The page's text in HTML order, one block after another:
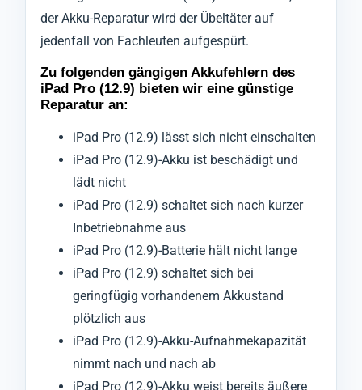
der Akku-Reparatur wird der Übeltäter auf
jedenfall von Fachleuten aufgespürt.
Zu folgenden gängigen Akkufehlern des
iPad Pro (12.9) bieten wir eine günstige
Reparatur an:
iPad Pro (12.9) lässt sich nicht einschalten
iPad Pro (12.9)-Akku ist beschädigt und
lädt nicht
iPad Pro (12.9) schaltet sich nach kurzer
Inbetriebnahme aus
iPad Pro (12.9)-Batterie hält nicht lange
iPad Pro (12.9) schaltet sich bei
geringfügig vorhandenem Akkustand
plötzlich aus
iPad Pro (12.9)-Akku-Aufnahmekapazität
nimmt nach und nach ab
iPad Pro (12.9)-Akku weist bereits äußere